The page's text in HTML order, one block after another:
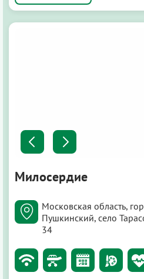
Милосердие
Московская область,
Пушкинский, село
34